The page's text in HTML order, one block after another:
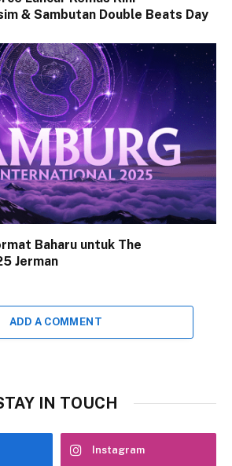
& Sambutan Double Beats Day
Baharu untuk The
Jerman
ADD A COMMENT
IN TOUCH
Instagram